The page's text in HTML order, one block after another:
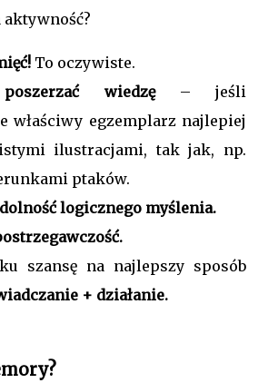
aktywność?
To oczywiste.
poszerzać wiedzę– jeśli
właściwy egzemplarz najlepiej
ilustracjami, tak jak, np.
ptaków.
logicznego myślenia.
szansę na najlepszy sposób
+ działanie.